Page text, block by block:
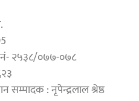
नं- २५३८/०७७-०७८
सम्पादक : नृपेन्द्रलाल श्रेष्ठ